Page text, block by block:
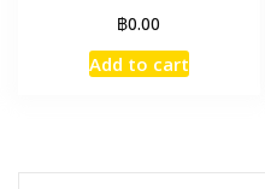
฿0.00
Add to cart